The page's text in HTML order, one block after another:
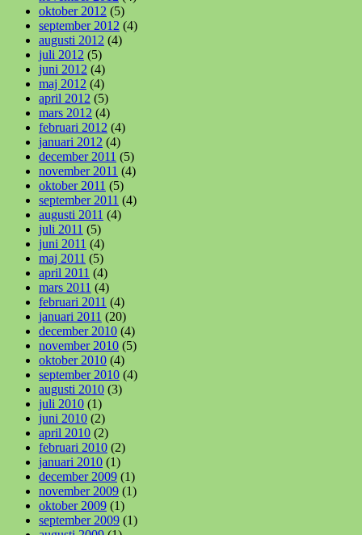
oktober 2012 (5)
september 2012 (4)
augusti 2012 (4)
juli 2012 (5)
juni 2012 (4)
maj 2012 (4)
april 2012 (5)
mars 2012 (4)
februari 2012 (4)
januari 2012 (4)
december 2011 (5)
november 2011 (4)
oktober 2011 (5)
september 2011 (4)
augusti 2011 (4)
juli 2011 (5)
juni 2011 (4)
maj 2011 (5)
april 2011 (4)
mars 2011 (4)
februari 2011 (4)
januari 2011 (20)
december 2010 (4)
november 2010 (5)
oktober 2010 (4)
september 2010 (4)
augusti 2010 (3)
juli 2010 (1)
juni 2010 (2)
april 2010 (2)
februari 2010 (2)
januari 2010 (1)
december 2009 (1)
november 2009 (1)
oktober 2009 (1)
september 2009 (1)